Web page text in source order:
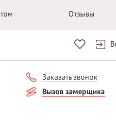
Отзывы
Заказать звонок
Вызов замерщика